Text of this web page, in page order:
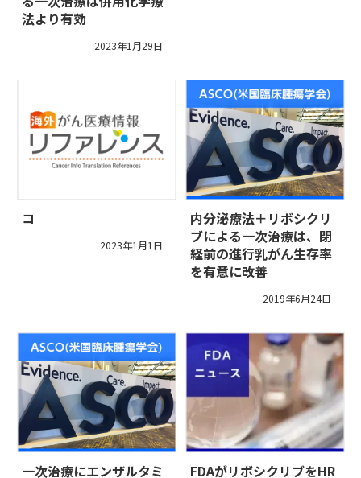
法より有効
2023年1月29日
コ
2023年1月1日
内分泌療法＋リボシクリ
ブによる一次治療は、閉
経前の進行乳がん生存率
を有意に改善
2019年6月24日
一次治療にエンザルタミ
FDAがリボシクリブをHR